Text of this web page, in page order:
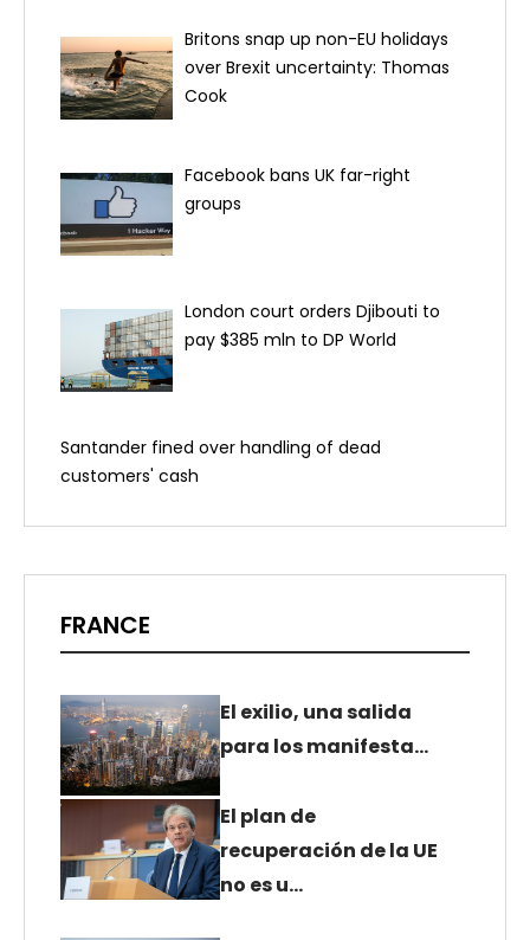
Britons snap up non-EU holidays
over Brexit uncertainty: Thomas
Cook
Facebook bans UK far-right
groups
London court orders Djibouti to
pay $385 mln to DP World
Santander fined over handling of dead
customers' cash
FRANCE
El exilio, una salida
para los manifesta…
El plan de
recuperación de la UE
no es u…